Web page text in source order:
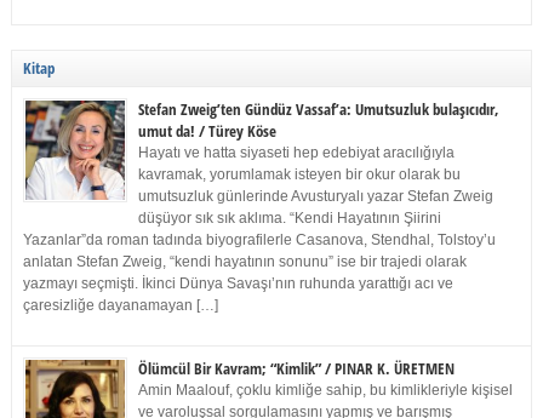
Kitap
Stefan Zweig’ten Gündüz Vassaf’a: Umutsuzluk bulaşıcıdır,
umut da! / Türey Köse
Hayatı ve hatta siyaseti hep edebiyat aracılığıyla
kavramak, yorumlamak isteyen bir okur olarak bu
umutsuzluk günlerinde Avusturyalı yazar Stefan Zweig
düşüyor sık sık aklıma. “Kendi Hayatının Şiirini
Yazanlar”da roman tadında biyografilerle Casanova, Stendhal, Tolstoy’u
anlatan Stefan Zweig, “kendi hayatının sonunu” ise bir trajedi olarak
yazmayı seçmişti. İkinci Dünya Savaşı’nın ruhunda yarattığı acı ve
çaresizliğe dayanamayan […]
Ölümcül Bir Kavram; “Kimlik” / PINAR K. ÜRETMEN
Amin Maalouf, çoklu kimliğe sahip, bu kimlikleriyle kişisel
ve varoluşsal sorgulamasını yapmış ve barışmış